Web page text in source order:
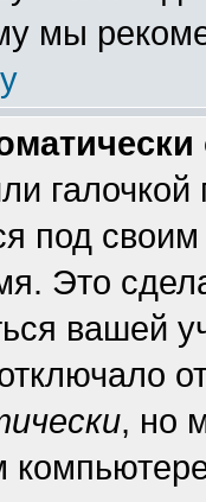
мы
галочкой
под
Это
вашей
, но